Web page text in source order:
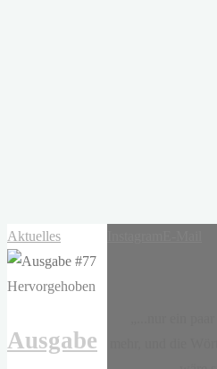
Aktuelles
Hervorgehoben
Ausgabe